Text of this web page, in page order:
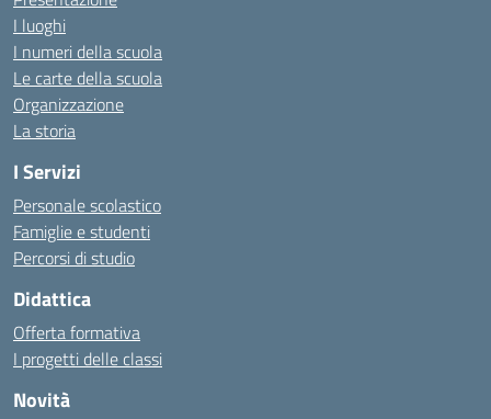
I luoghi
I numeri della scuola
Le carte della scuola
Organizzazione
La storia
I Servizi
Personale scolastico
Famiglie e studenti
Percorsi di studio
Didattica
Offerta formativa
I progetti delle classi
Novità